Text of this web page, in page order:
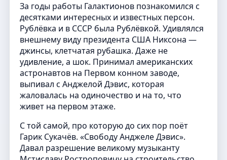
За годы работы Галактионов познакомился с
десятками интересных и известных персон.
Рублёвка и в СССР была Рублёвкой. Удивлялся
внешнему виду президента США Никсона —
джинсы, клетчатая рубашка. Даже не
удивление, а шок. Принимал американских
астронавтов на Первом конном заводе,
выпивал с Анджелой Дэвис, которая
жаловалась на одиночество и на то, что
живет на первом этаже.
С той самой, про которую до сих пор поёт
Гарик Сукачёв. «Свободу Анджеле Дэвис».
Давал разрешение великому музыканту